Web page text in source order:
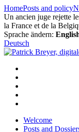
Skip
to
content
HomePosts and policy
Un ancien juge rejette
la France et de la
Sprache ändern:
Deutsch
Welcome
Posts and